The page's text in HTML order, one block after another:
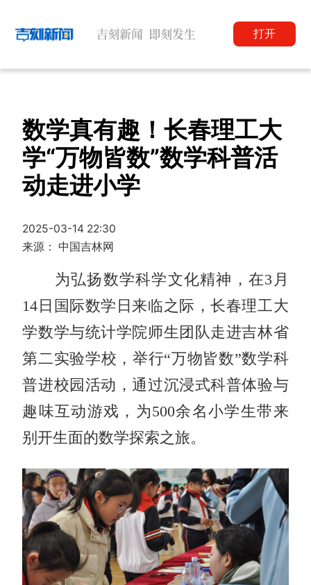
打开
数学真有趣！长春理工大
学“万物皆数”数学科普活
动走进小学
2025-03-14 22:30
来源： 中国吉林网
为弘扬数学科学文化精神，在3月
14日国际数学日来临之际，长春理工大
学数学与统计学院师生团队走进吉林省
第二实验学校，举行“万物皆数”数学科
普进校园活动，通过沉浸式科普体验与
趣味互动游戏，为500余名小学生带来
别开生面的数学探索之旅。